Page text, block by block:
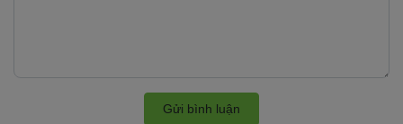
Gửi bình luận